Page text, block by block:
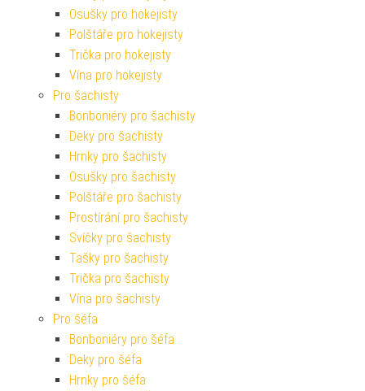
Osušky pro hokejisty
Polštáře pro hokejisty
Trička pro hokejisty
Vína pro hokejisty
Pro šachisty
Bonboniéry pro šachisty
Deky pro šachisty
Hrnky pro šachisty
Osušky pro šachisty
Polštáře pro šachisty
Prostírání pro šachisty
Svíčky pro šachisty
Tašky pro šachisty
Trička pro šachisty
Vína pro šachisty
Pro šéfa
Bonboniéry pro šéfa
Deky pro šéfa
Hrnky pro šéfa